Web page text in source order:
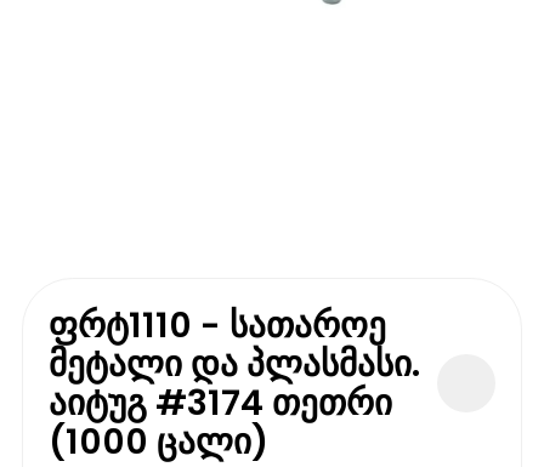
ფრტ1110 - სათაროე
მეტალი და პლასმასი.
აიტუგ #3174 თეთრი
(1000 ცალი)